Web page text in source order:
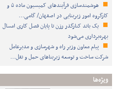
هوشمندسازی فرآیندهای کمیسیون ماده ۵ و
کارگروه امور زیربنایی در اصفهان/ گامی…
یک باند کنارگذر رزن تا پایان فصل کاری امسال
بهره‌برداری می‌شود
پیام معاون وزیر راه و شهرسازی و مدیرعامل
شرکت ساخت و توسعه زیربناهای حمل و نقل…
ویژه‌ها